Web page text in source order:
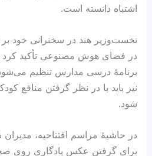
اشتباه دانسته است.
نخست‌وزیر هند در سخنرانی خود
در فضای هوش مصنوعی تأکید
برنامهٔ درسی مدارس تنظیم
نیز باید با در نظر گرفتن منافع
شود.
در حاشیهٔ مراسم افتتاحیه،
برای گرفتن عکس یادگاری روی